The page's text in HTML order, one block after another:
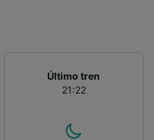
Último tren
21:22